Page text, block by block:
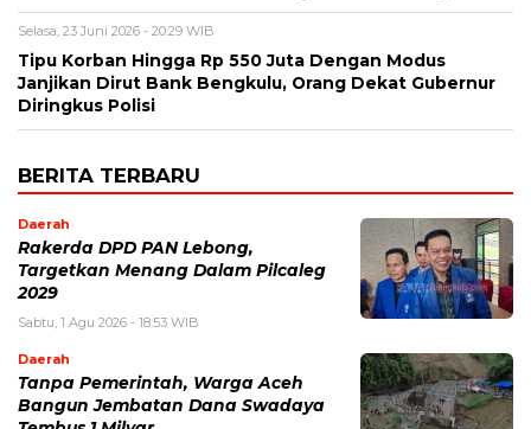
Selasa, 23 Juni 2026 - 20:29 WIB
Tipu Korban Hingga Rp 550 Juta Dengan Modus
Janjikan Dirut Bank Bengkulu, Orang Dekat Gubernur
Diringkus Polisi
BERITA TERBARU
Daerah
Rakerda DPD PAN Lebong,
Targetkan Menang Dalam Pilcaleg
2029
Sabtu, 1 Agu 2026 - 18:53 WIB
Daerah
Tanpa Pemerintah, Warga Aceh
Bangun Jembatan Dana Swadaya